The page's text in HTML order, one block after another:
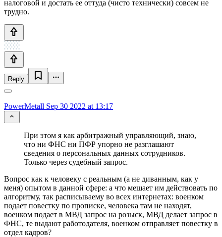
налоговой и достать ее оттуда (чисто технически) совсем не
трудно.
Reply
PowerMetall Sep 30 2022 at 13:17
При этом я как арбитражный управляющий, знаю,
что ни ФНС ни ПФР упорно не разглашают
сведения о персональных данных сотрудников.
Только через судебный запрос.
Вопрос как к человеку с реальным (а не диванным, как у
меня) опытом в данной сфере: а что мешает им действовать по
алгоритму, так расписываему во всех интернетах: военком
подает повестку по прописке, человека там не находят,
военком подает в МВД запрос на розыск, МВД делает запрос в
ФНС, те выдают работодателя, военком отправляет повестку в
отдел кадров?